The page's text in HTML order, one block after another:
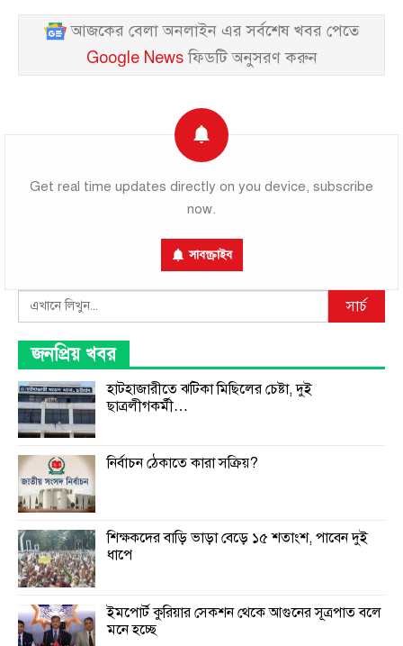
আজকের বেলা অনলাইন এর সর্বশেষ খবর পেতে
Google Newsফিডটি অনুসরণ করুন
Get real time updates directly on you device, subscribe
now.
সাবস্ক্রাইব
Search সার্চ
জনপ্রিয় খবর
হাটহাজারীতে ঝটিকা মিছিলের চেষ্টা, দুই
ছাত্রলীগকর্মী…
নির্বাচন ঠেকাতে কারা সক্রিয়?
শিক্ষকদের বাড়ি ভাড়া বেড়ে ১৫ শতাংশ, পাবেন দুই
ধাপে
ইমপোর্ট কুরিয়ার সেকশন থেকে আগুনের সূত্রপাত বলে
মনে হচ্ছে